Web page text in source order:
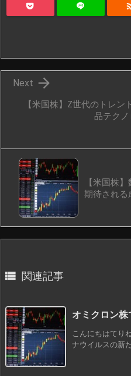
【米国株】Z世代のトレン
品テク

Next
【米国株
期待される
 関連記事
オミクロン株
こんにちはてり
ナウイルスの新